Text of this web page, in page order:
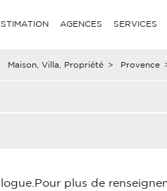
AGENCES SERVICES
Maison, Villa, Propriété > Provence
Pour plus de